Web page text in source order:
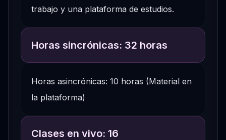
trabajo y una plataforma de estudios.
Horas sincrónicas: 32 horas
Horas asincrónicas: 10 horas (Material en
la plataforma)
Clases en vivo: 16